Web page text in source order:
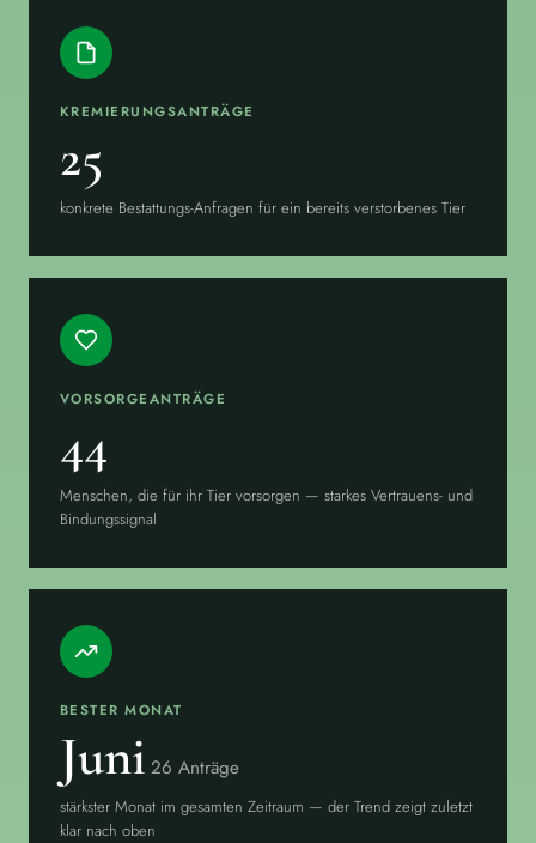
KREMIERUNGSANTRÄGE
25
konkrete Bestattungs-Anfragen für ein bereits verstorbenes Tier
VORSORGEANTRÄGE
44
Menschen, die für ihr Tier vorsorgen — starkes Vertrauens- und
Bindungssignal
BESTER MONAT
Juni 26 Anträge
stärkster Monat im gesamten Zeitraum — der Trend zeigt zuletzt
klar nach oben